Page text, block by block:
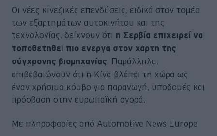
Οι νέες κινεζικές επενδύσεις, ειδικά στον τομέα
των εξαρτημάτων αυτοκινήτου και της
τεχνολογίας, δείχνουν ότι η Σερβία επιχειρεί να
τοποθετηθεί πιο ενεργά στον χάρτη της
σύγχρονης βιομηχανίας . Παράλληλα,
επιβεβαιώνουν ότι η Κίνα βλέπει τη χώρα ως
έναν χρήσιμο κόμβο για παραγωγή, υποδομές και
πρόσβαση στην ευρωπαϊκή αγορά.
Με πληροφορίες από Automotive News Europe